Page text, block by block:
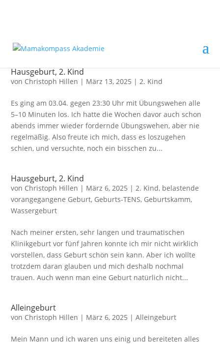
Hausgeburt, 2. Kind
von Christoph Hillen | März 13, 2025 |2. Kind
Es ging am 03.04. gegen 23:30 Uhr mit Übungswehen alle
5–10 Minuten los. Ich hatte die Wochen davor auch schon
abends immer wieder fordernde Übungswehen, aber nie
regelmäßig. Also freute ich mich, dass es loszugehen
schien, und versuchte, noch ein bisschen zu...
Hausgeburt, 2. Kind
von Christoph Hillen | März 6, 2025 |2. Kind, belastende
vorangegangene Geburt, Geburts-TENS, Geburtskamm,
Wassergeburt
Nach meiner ersten, sehr langen und traumatischen
Klinikgeburt vor fünf Jahren konnte ich mir nicht wirklich
vorstellen, dass Geburt schön sein kann. Aber ich wollte
trotzdem daran glauben und mich deshalb nochmal
trauen. Auch wenn man eine Geburt natürlich nicht...
Alleingeburt
von Christoph Hillen | März 6, 2025 |Alleingeburt
Mein Mann und ich waren uns einig und bereiteten alles